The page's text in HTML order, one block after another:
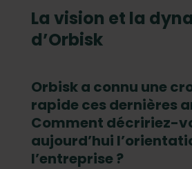
pour Orbisk
Perspective personnelle
La vision et la
d’Orbisk
Orbisk a connu une
rapide ces dernières
Comment décririez-
aujourd’hui
l’entreprise ?